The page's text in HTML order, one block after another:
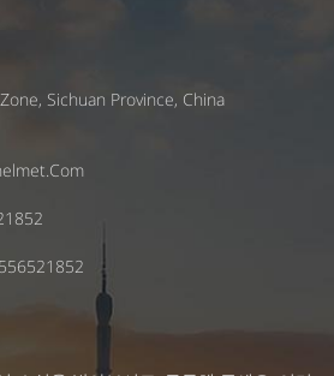
Sichuan Province, China